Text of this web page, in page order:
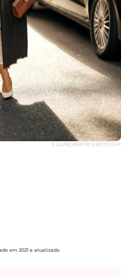
© LAUNCHMETRICS SPOTLIGHT
em 2021 e atualizado.